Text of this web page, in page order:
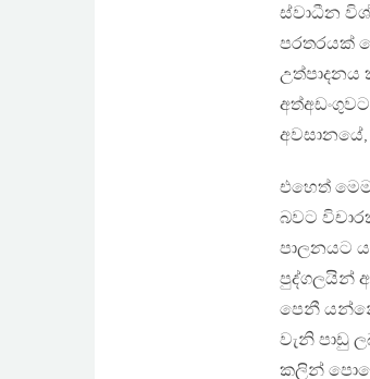
ස්වාධීන
පරතරයක්
උත්පාදනය
එහෙත්
බවට
පාලනයට
පුද්ගලයින්
පෙනී
වැනි පාඩු
කලින්